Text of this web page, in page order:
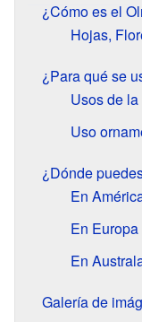
¿Cómo es el
Hojas,
¿Para qué se
Usos de
Uso
¿Dónde
En
En Europa
En
Galería de